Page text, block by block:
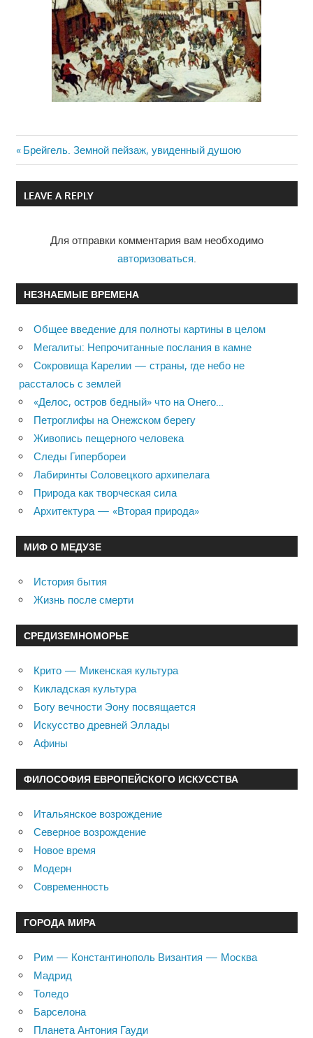
Навигация
по
Previous
Post:
Брейгель. Земной пейзаж, увиденный душою
LEAVE A REPLY
Для отправки комментария вам необходимо
авторизоваться
НЕЗНАЕМЫЕ ВРЕМЕНА
Общее введение для полноты картины в целом
Мегалиты: Непрочитанные послания в камне
Сокровища Карелии — страны, где небо не
рассталось с землей
«Делос, остров бедный» что на Онего…
Петроглифы на Онежском берегу
Живопись пещерного человека
Следы Гипербореи
Лабиринты Соловецкого архипелага
Природа как творческая сила
Архитектура — «Вторая природа»
МИФ О МЕДУЗЕ
История бытия
Жизнь после смерти
СРЕДИЗЕМНОМОРЬЕ
Крито — Микенская культура
Кикладская культура
Богу вечности Эону посвящается
Искусство древней Эллады
Афины
ФИЛОСОФИЯ ЕВРОПЕЙСКОГО ИСКУССТВА
Итальянское возрождение
Северное возрождение
Новое время
Модерн
Современность
ГОРОДА МИРА
Рим — Константинополь Византия — Москва
Мадрид
Толедо
Барселона
Планета Антония Гауди